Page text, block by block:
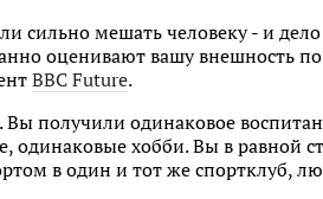
сильно мешать человеку - и дело
оценивают вашу внешность
BBC Future.
Вы получили одинаковое
одинаковые хобби. Вы в равной
в один и тот же спортклуб,